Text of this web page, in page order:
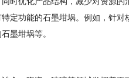
定功能的石墨坩埚。例如，针
墨坩埚等。